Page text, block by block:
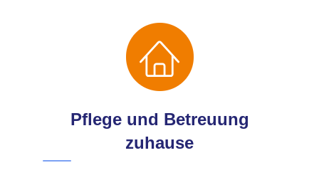
Pflege und Betreuung
zuhause